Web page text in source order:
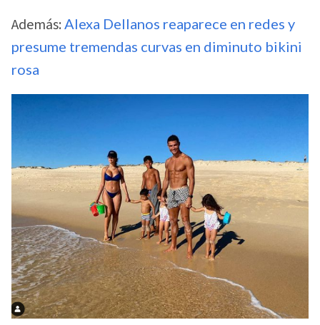
Además: Alexa Dellanos reaparece en redes y
presume tremendas curvas en diminuto bikini
rosa